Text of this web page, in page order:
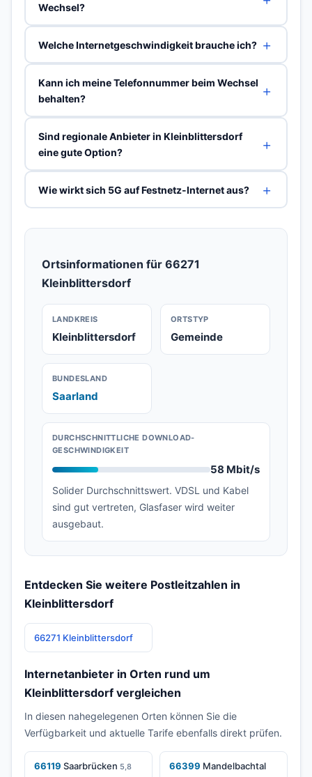
Wechsel?
Welche Internetgeschwindigkeit brauche ich?
Kann ich meine Telefonnummer beim Wechsel
behalten?
Sind regionale Anbieter in Kleinblittersdorf
eine gute Option?
Wie wirkt sich 5G auf Festnetz-Internet aus?
Ortsinformationen für 66271
Kleinblittersdorf
LANDKREIS
Kleinblittersdorf
ORTSTYP
Gemeinde
BUNDESLAND
Saarland
DURCHSCHNITTLICHE DOWNLOAD-
GESCHWINDIGKEIT
58 Mbit/s
Solider Durchschnittswert. VDSL und Kabel
sind gut vertreten, Glasfaser wird weiter
ausgebaut.
Entdecken Sie weitere Postleitzahlen in
Kleinblittersdorf
66271 Kleinblittersdorf
Internetanbieter in Orten rund um
Kleinblittersdorf vergleichen
In diesen nahegelegenen Orten können Sie die
Verfügbarkeit und aktuelle Tarife ebenfalls direkt prüfen.
66119 Saarbrücken 5,8
66399 Mandelbachtal